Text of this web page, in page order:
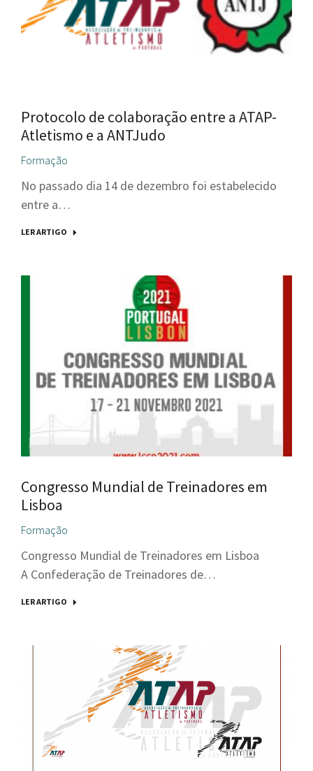
Protocolo de colaboração entre a ATAP-
Atletismo e a ANTJudo
Formação
No passado dia 14 de dezembro foi estabelecido
entre a…
LER ARTIGO
Congresso Mundial de Treinadores em
Lisboa
Formação
Congresso Mundial de Treinadores em Lisboa
A Confederação de Treinadores de…
LER ARTIGO